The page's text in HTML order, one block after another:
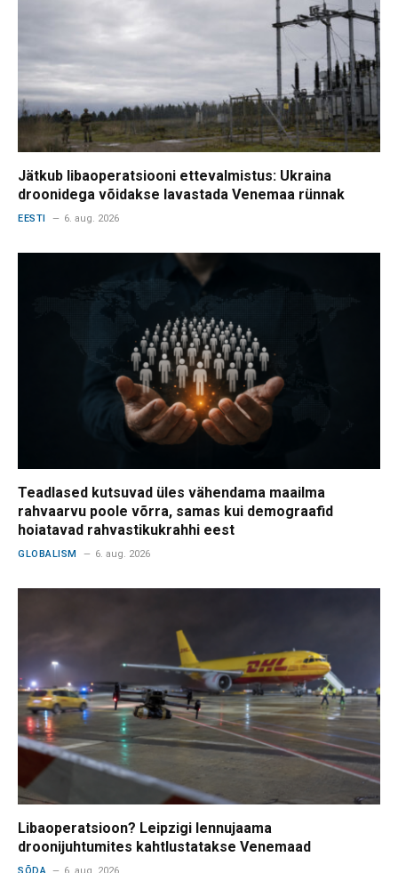
Jätkub libaoperatsiooni ettevalmistus: Ukraina
droonidega võidakse lavastada Venemaa rünnak
EESTI 6. aug. 2026
Teadlased kutsuvad üles vähendama maailma
rahvaarvu poole võrra, samas kui demograafid
hoiatavad rahvastikukrahhi eest
GLOBALISM 6. aug. 2026
Libaoperatsioon? Leipzigi lennujaama
droonijuhtumites kahtlustatakse Venemaad
SÕDA 6. aug. 2026